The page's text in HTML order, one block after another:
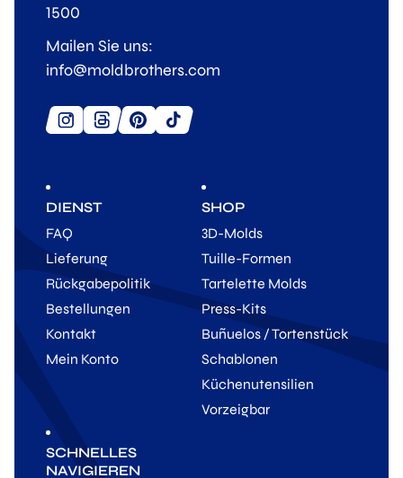
DIENST
FAQ
Lieferung
Rückgabepolitik
Bestellungen
Kontakt
Mein Konto
SHOP
3D-Molds
Tuille-Formen
Tartelette Molds
Press-Kits
Buñuelos / Tortenstück
Schablonen
Küchenutensilien
Vorzeigbar
SCHNELLES
NAVIGIEREN
1500
Mailen Sie uns:
info@moldbrothers.com